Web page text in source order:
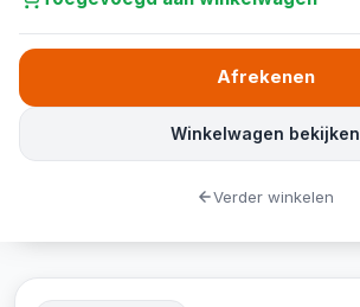
Winkelwagen bekijken
Afrekenen
Verder winkelen